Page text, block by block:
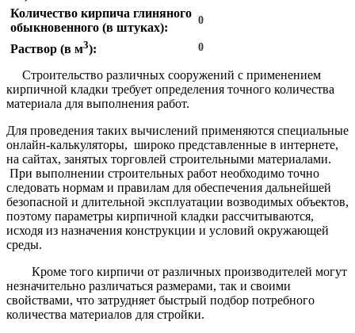
Количество кирпича глиняного
обыкновенного (в штуках):
0
Раствор (в м3): 0
Строительство различных сооружений с применением
кирпичной кладки требует определения точного количества
материала для выполнения работ.
Для проведения таких вычислений применяются специальные
онлайн-калькуляторы, широко представленные в интернете,
на сайтах, занятых торговлей строительными материалами.
При выполнении строительных работ необходимо точно
следовать нормам и правилам для обеспечения дальнейшей
безопасной и длительной эксплуатации возводимых объектов,
поэтому параметры кирпичной кладки рассчитываются,
исходя из назначения конструкции и условий окружающей
среды.
Кроме того кирпичи от различных производителей могут
незначительно различаться размерами, так и своими
свойствами, что затрудняет быстрый подбор потребного
количества материалов для стройки.